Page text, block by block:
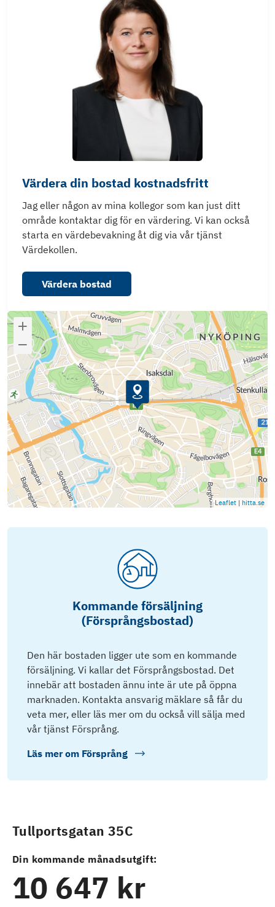
Värdera din bostad kostnadsfritt
Jag eller någon av mina kollegor som kan just ditt
område kontaktar dig för en värdering. Vi kan också
starta en värdebevakning åt dig via vår tjänst
Värdekollen.
Värdera bostad
Leaflet | hitta.se
Kommande försäljning
(Försprångsbostad)
Den här bostaden ligger ute som en kommande
försäljning. Vi kallar det Försprångsbostad. Det
innebär att bostaden ännu inte är ute på öppna
marknaden. Kontakta ansvarig mäklare så får du
veta mer, eller läs mer om du också vill sälja med
vår tjänst Försprång.
Läs mer om Försprång
Tullportsgatan 35C
Din kommande månadsutgift:
10 647 kr